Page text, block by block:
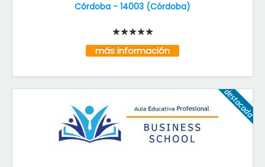
Córdoba - 14003 (Córdoba)
más información